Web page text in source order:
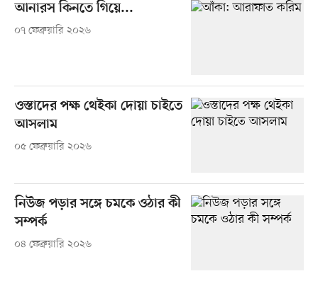
আনারস কিনতে গিয়ে...
০৭ ফেব্রুয়ারি ২০২৬
ওস্তাদের পক্ষ থেইকা দোয়া চাইতে
আসলাম
০৫ ফেব্রুয়ারি ২০২৬
নিউজ পড়ার সঙ্গে চমকে ওঠার কী
সম্পর্ক
০৪ ফেব্রুয়ারি ২০২৬